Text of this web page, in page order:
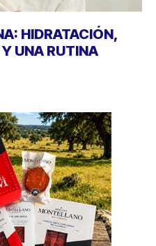
HIDRATACIÓN,
UNA RUTINA